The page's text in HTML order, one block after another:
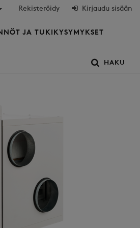
Rekisteröidy Kirjaudu sisään
JA TUKIKYSYMYKSET
HAKU